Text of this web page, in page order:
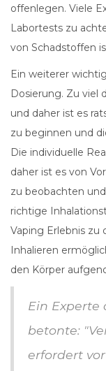
offenlegen. Viele
Labortests zu
von Schadstoffen
Ein weiterer
Dosierung. Zu viel
und daher ist es
zu beginnen und
Die individuelle
daher ist es von
zu beobachten
richtige
Vaping Erlebnis
Inhalieren
den Körper
Ein Experte
betonte:
erfordert